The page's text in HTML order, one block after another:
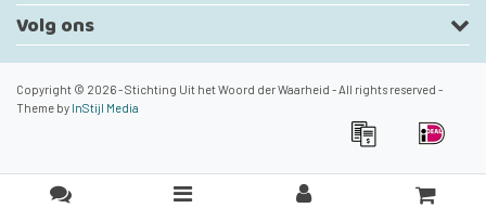
Volg ons
Copyright © 2026 - Stichting Uit het Woord der Waarheid - All rights reserved -
Theme by InStijl Media